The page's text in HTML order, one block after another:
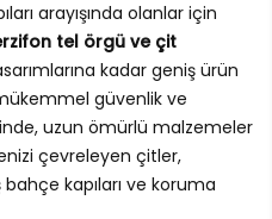
arayışında olanlar için
tel örgü ve çit
kadar geniş ürün
güvenlik ve
uzun ömürlü malzemeler
çevreleyen çitler,
kapıları ve koruma